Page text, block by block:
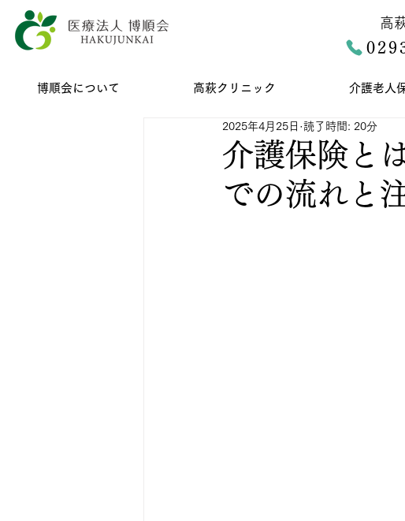
高
博順会について 高萩クリニック 介護老人
介護保険と
での流れと
2025年4月25日 読了時間: 20分